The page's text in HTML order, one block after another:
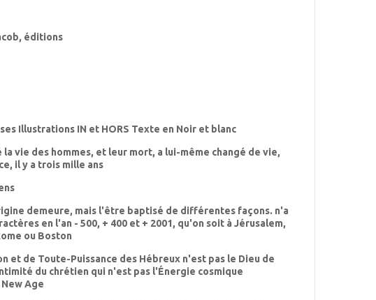
éditions
Illustrations IN et HORS Texte en Noir et blanc
la vie des hommes, et leur mort, a lui-même changé de vie,
il y a trois mille ans
demeure, mais l'être baptisé de différentes façons. n'a
en l'an - 500, + 400 et + 2001, qu'on soit à Jérusalem,
ou Boston
et de Toute-Puissance des Hébreux n'est pas le Dieu de
du chrétien qui n'est pas l'Énergie cosmique
Age